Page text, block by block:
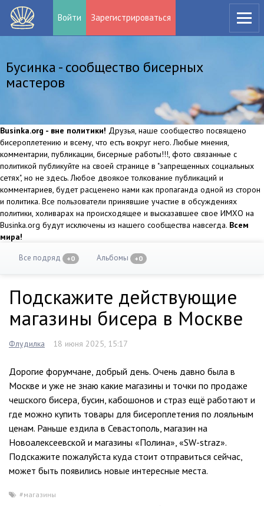
Войти Зарегистрироваться
Бусинка - сообщество бисерных
мастеров
Businka.org - вне политики! Друзья, наше сообщество посвящено
бисероплетению и всему, что есть вокруг него. Любые мнения,
комментарии, публикации, бисерные работы!!!, фото связанные с
политикой публикуйте на своей странице в "запрещенных социальных
сетях", но не здесь. Любое двоякое толкование публикаций и
комментариев, будет расценено нами как пропаганда одной из сторон
и политика. Все пользователи принявшие участие в обсуждениях
политики, холиварах на происходящее и высказавшее свое ИМХО на
Businka.org будут исключены из нашего сообщества навсегда. Всем
мира!
Все подряд +0 Альбомы +0
Подскажите действующие
магазины бисера в Москве
Флудилка 18 июня 2025, 15:17
Дорогие форумчане, добрый день. Очень давно была в
Москве и уже не знаю какие магазины и точки по продаже
чешского бисера, бусин, кабошонов и страз ещё работают и
где можно купить товары для бисероплетения по лояльным
ценам. Раньше ездила в Севастополь, магазин на
Новоалексеевской и магазины «Полина», «SW-straz».
Подскажите пожалуйста куда стоит отправиться сейчас,
может быть появились новые интересные места.
#магазины